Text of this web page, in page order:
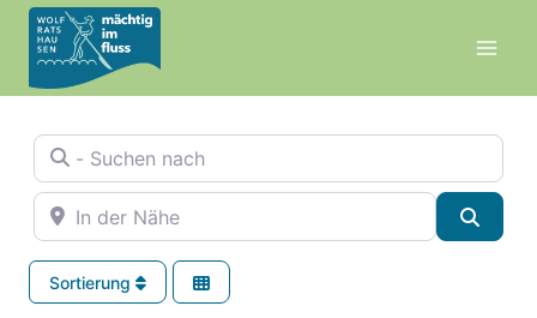
Zum
Inhalt
springen
- Suchen nach
In der Nähe
Sortierung